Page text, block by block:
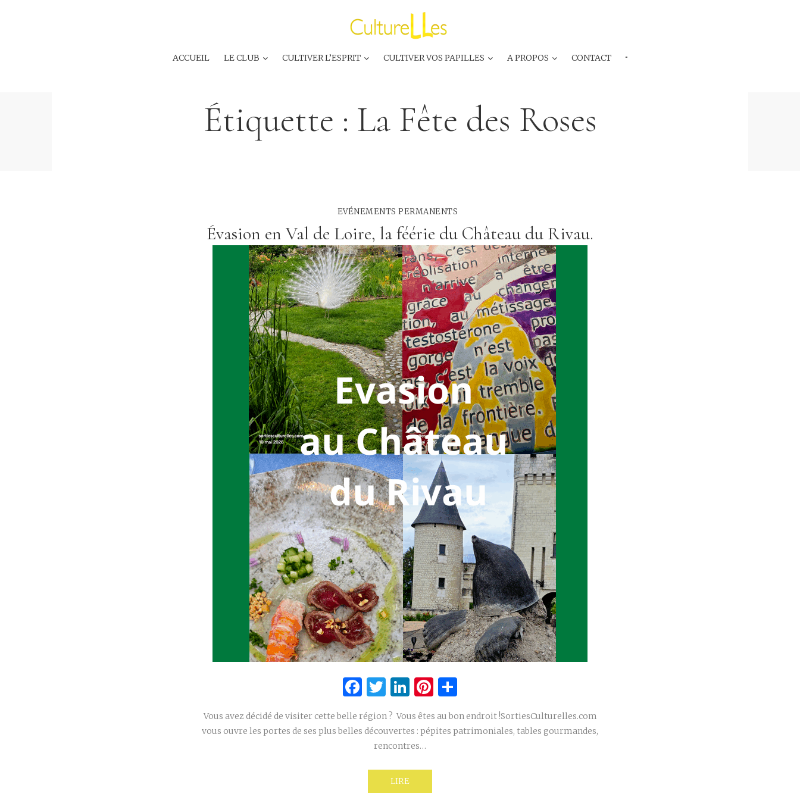
ACCUEIL LE CLUB CULTIVER L’ESPRIT CULTIVER VOS PAPILLES A PROPOS CONTACT ···
Étiquette : La Fête des Roses
EVÉNEMENTS PERMANENTS
Évasion en Val de Loire, la féérie du Château du Rivau.
Facebook
Twitter
LinkedIn
Pinterest
Vous avez décidé de visiter cette belle région ? Vous êtes au bon endroit !SortiesCulturelles.com
vous ouvre les portes de ses plus belles découvertes : pépites patrimoniales, tables gourmandes,
rencontres…
LIRE